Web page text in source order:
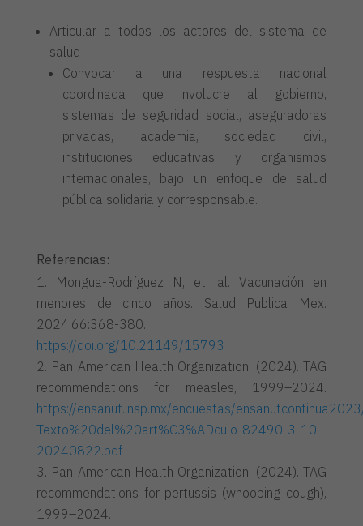
Articular a todos los actores del sistema de
salud
Convocar a una respuesta nacional
coordinada que involucre al gobierno,
sistemas de seguridad social, aseguradoras
privadas, academia, sociedad civil,
instituciones educativas y organismos
internacionales, bajo un enfoque de salud
pública solidaria y corresponsable.
Referencias:
Mongua-Rodríguez N, et. al. Vacunación en
menores de cinco años. Salud Publica Mex.
2024;66:368-380.
https://doi.org/10.21149/15793
Pan American Health Organization. (2024). TAG
recommendations for measles, 1999–2024.
https://ensanut.insp.mx/encuestas/
Texto%20del%20art%C3%ADculo-82490-3-10-
20240822.pdf
Pan American Health Organization. (2024). TAG
recommendations for pertussis (whooping cough),
1999–2024.